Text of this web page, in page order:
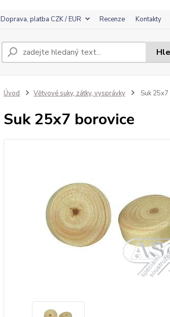
Doprava, platba CZK / EUR Recenze Kontakty
Úvod Větvové suky, zátky, vysprávky Suk
Suk 25x7 borovice